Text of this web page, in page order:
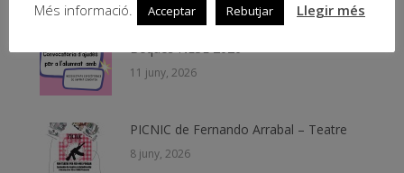
Beques NESE 2026
11 juny, 2026
PICNIC de Fernando Arrabal – Teatre
8 juny, 2026
Més informació.
Acceptar Rebutjar Llegir més